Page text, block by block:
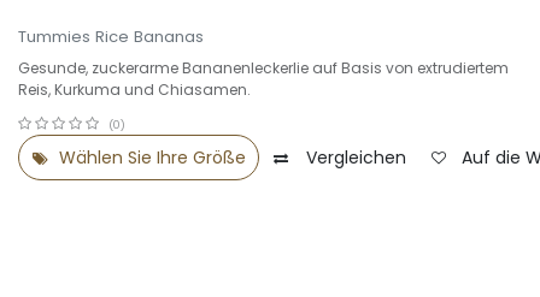
OUTLET -30%
Tummies Rice Bananas
Gesunde, zuckerarme Bananenleckerlie auf Basis von extrudiertem
Reis, Kurkuma und Chiasamen.
(0)
Wählen Sie Ihre Größe Vergleichen Auf die